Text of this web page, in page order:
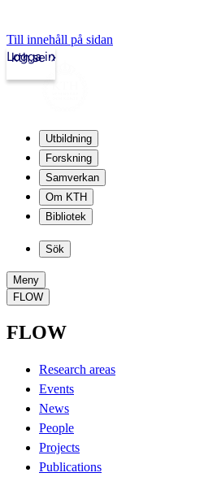
Till innehåll på sidan
kth.se
Logga in
Utbildning
Forskning
Samverkan
Om KTH
Bibliotek
Sök
Meny
FLOW
FLOW
Research areas
Events
News
People
Projects
Publications